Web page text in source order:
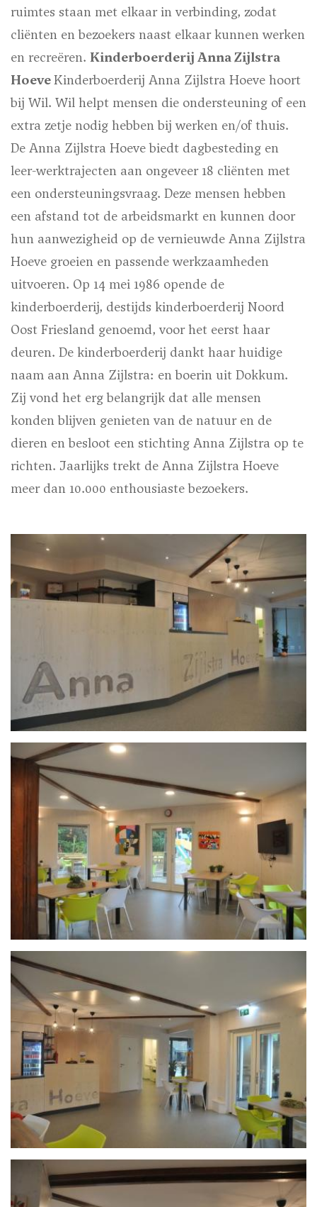
ruimtes staan met elkaar in verbinding, zodat
cliënten en bezoekers naast elkaar kunnen werken
en recreëren. Kinderboerderij Anna Zijlstra
HoeveKinderboerderij Anna Zijlstra Hoeve hoort
bij Wil. Wil helpt mensen die ondersteuning of een
extra zetje nodig hebben bij werken en/of thuis.
De Anna Zijlstra Hoeve biedt dagbesteding en
leer-werktrajecten aan ongeveer 18 cliënten met
een ondersteuningsvraag. Deze mensen hebben
een afstand tot de arbeidsmarkt en kunnen door
hun aanwezigheid op de vernieuwde Anna Zijlstra
Hoeve groeien en passende werkzaamheden
uitvoeren. Op 14 mei 1986 opende de
kinderboerderij, destijds kinderboerderij Noord
Oost Friesland genoemd, voor het eerst haar
deuren. De kinderboerderij dankt haar huidige
naam aan Anna Zijlstra: en boerin uit Dokkum.
Zij vond het erg belangrijk dat alle mensen
konden blijven genieten van de natuur en de
dieren en besloot een stichting Anna Zijlstra op te
richten. Jaarlijks trekt de Anna Zijlstra Hoeve
meer dan 10.000 enthousiaste bezoekers.